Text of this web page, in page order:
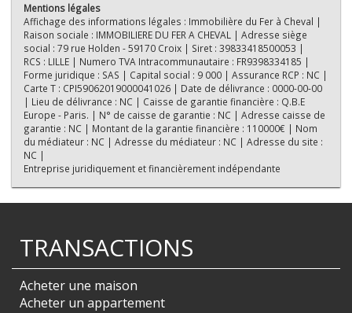
Mentions légales
Affichage des informations légales : Immobilière du Fer à Cheval |
Raison sociale : IMMOBILIERE DU FER A CHEVAL | Adresse siège
social : 79 rue Holden - 59170 Croix | Siret : 39833418500053 |
RCS : LILLE | Numero TVA Intracommunautaire : FR9398334185 |
Forme juridique : SAS | Capital social : 9 000 | Assurance RCP : NC |
Carte T : CPI59062019000041026 | Date de délivrance : 0000-00-00
| Lieu de délivrance : NC | Caisse de garantie financière : Q.B.E
Europe - Paris. | N° de caisse de garantie : NC | Adresse caisse de
garantie : NC | Montant de la garantie financière : 110000€ | Nom
du médiateur : NC | Adresse du médiateur : NC | Adresse du site :
NC |
Entreprise juridiquement et financièrement indépendante
TRANSACTIONS
Acheter une maison
Acheter un appartement